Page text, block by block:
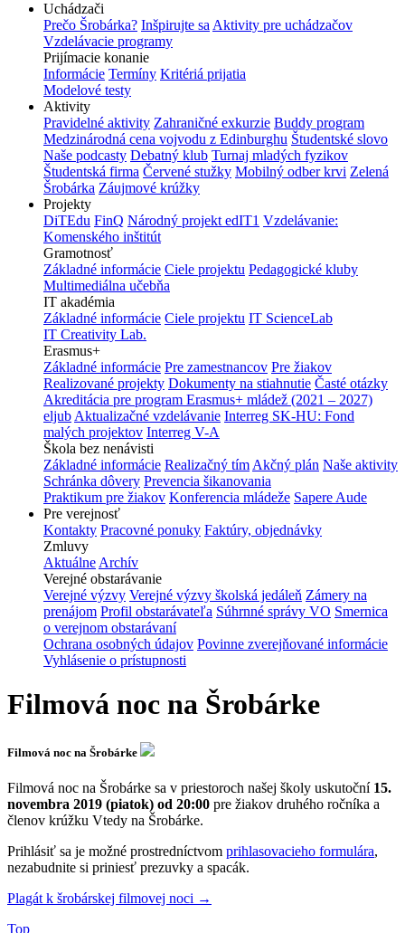
Uchádzači
Prečo Šrobárka? Inšpirujte sa Aktivity pre uchádzačov
Vzdelávacie programy
Prijímacie konanie
Informácie Termíny Kritériá prijatia
Modelové testy
Aktivity
Pravidelné aktivity Zahraničné exkurzie Buddy program
Medzinárodná cena vojvodu z Edinburghu Študentské slovo
Naše podcasty Debatný klub Turnaj mladých fyzikov
Študentská firma Červené stužky Mobilný odber krvi Zelená
Šrobárka Záujmové krúžky
Projekty
DiTEdu FinQ Národný projekt edIT1 Vzdelávanie:
Komenského inštitút
Gramotnosť
Základné informácie Ciele projektu Pedagogické kluby
Multimediálna učebňa
IT akadémia
Základné informácie Ciele projektu IT ScienceLab
IT Creativity Lab.
Erasmus+
Základné informácie Pre zamestnancov Pre žiakov
Realizované projekty Dokumenty na stiahnutie Časté otázky
Akreditácia pre program Erasmus+ mládež (2021 – 2027)
eljub Aktualizačné vzdelávanie Interreg SK-HU: Fond
malých projektov Interreg V-A
Škola bez nenávisti
Základné informácie Realizačný tím Akčný plán Naše aktivity
Schránka dôvery Prevencia šikanovania
Praktikum pre žiakov Konferencia mládeže Sapere Aude
Pre verejnosť
Kontakty Pracovné ponuky Faktúry, objednávky
Zmluvy
Aktuálne Archív
Verejné obstarávanie
Verejné výzvy Verejné výzvy školská jedáleň Zámery na
prenájom Profil obstarávateľa Súhrnné správy VO Smernica
o verejnom obstarávaní
Ochrana osobných údajov Povinne zverejňované informácie
Vyhlásenie o prístupnosti
Filmová noc na Šrobárke
Filmová noc na Šrobárke
Filmová noc na Šrobárke sa v priestoroch našej školy uskutoční 15.
novembra 2019 (piatok) od 20:00 pre žiakov druhého ročníka a
členov krúžku Vtedy na Šrobárke.
Prihlásiť sa je možné prostredníctvom prihlasovacieho formulára,
nezabudnite si priniesť prezuvky a spacák.
Plagát k šrobárskej filmovej noci →
Top